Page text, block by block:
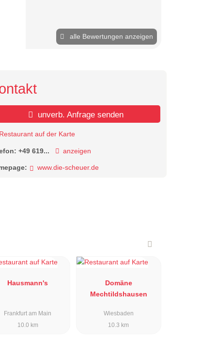
alle Bewertungen anzeigen
unverb. Anfrage senden
Restaurant auf der Karte
+49 619... anzeigen
www.die-scheuer.de
Hausmann's
Frankfurt am Main
10.0 km
Domäne
Mechtildshausen
Wiesbaden
10.3 km